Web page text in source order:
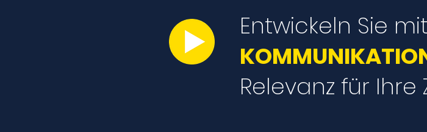
Entwickeln Sie
Relevanz für